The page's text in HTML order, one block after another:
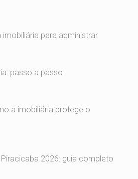
para administrar
passo a passo
a imobiliária protege o
2026: guia completo